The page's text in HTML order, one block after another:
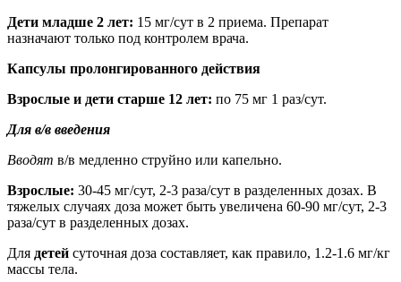
Дети младше 2 лет: 15 мг/сут в 2 приема. Препарат
назначают только под контролем врача.
Капсулы пролонгированного действия
Взрослые и дети старше 12 лет: по 75 мг 1 раз/сут.
Для в/в введения
Вводят в/в медленно струйно или капельно.
Взрослые: 30-45 мг/сут, 2-3 раза/сут в разделенных дозах. В
тяжелых случаях доза может быть увеличена 60-90 мг/сут, 2-3
раза/сут в разделенных дозах.
Для детей суточная доза составляет, как правило, 1.2-1.6 мг/кг
массы тела.